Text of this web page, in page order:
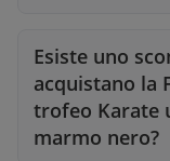
Esiste uno
acquistano la
trofeo Karate
marmo nero?